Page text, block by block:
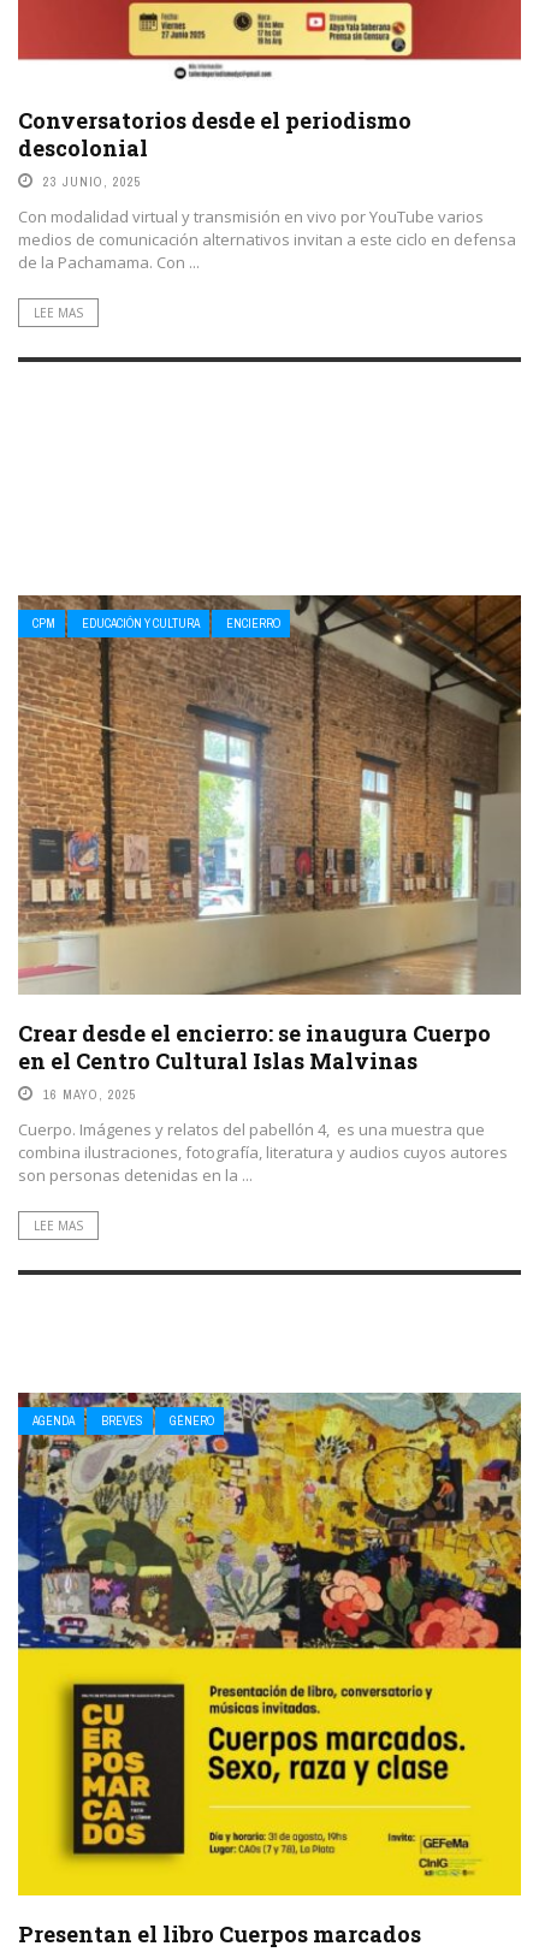
Conversatorios desde el periodismo
descolonial
23 JUNIO, 2025
Con modalidad virtual y transmisión en vivo por YouTube varios
medios de comunicación alternativos invitan a este ciclo en defensa
de la Pachamama. Con ...
LEE MAS
CPM EDUCACIÓN Y CULTURA ENCIERRO
Crear desde el encierro: se inaugura Cuerpo
en el Centro Cultural Islas Malvinas
16 MAYO, 2025
Cuerpo. Imágenes y relatos del pabellón 4, es una muestra que
combina ilustraciones, fotografía, literatura y audios cuyos autores
son personas detenidas en la ...
LEE MAS
AGENDA BREVES GÉNERO
Presentan el libro Cuerpos marcados